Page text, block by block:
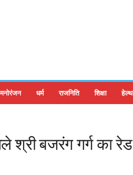
मनोरंजन धर्म राजनिति शिक्षा हेल्थ
श्री बजरंग गर्ग का रेड